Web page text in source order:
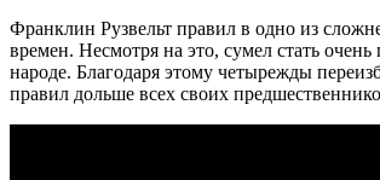
Франклин Рузвельт правил в одно из
времен. Несмотря на это, сумел стать
народе. Благодаря этому четырежды
правил дольше всех своих